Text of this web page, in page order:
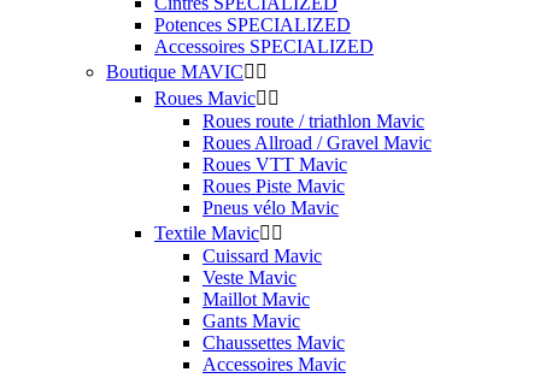
Potences SPECIALIZED
Accessoires SPECIALIZED
Boutique MAVIC 
Roues Mavic 
Roues route / triathlon Mavic
Roues Allroad / Gravel Mavic
Roues VTT Mavic
Roues Piste Mavic
Pneus vélo Mavic
Textile Mavic 
Cuissard Mavic
Veste Mavic
Maillot Mavic
Gants Mavic
Chaussettes Mavic
Accessoires Mavic